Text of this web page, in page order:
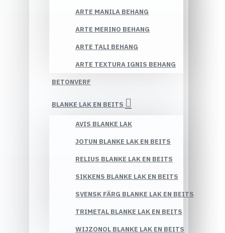
ARTE MANILA BEHANG
ARTE MERINO BEHANG
ARTE TALI BEHANG
ARTE TEXTURA IGNIS BEHANG
BETONVERF
BLANKE LAK EN BEITS
AVIS BLANKE LAK
JOTUN BLANKE LAK EN BEITS
RELIUS BLANKE LAK EN BEITS
SIKKENS BLANKE LAK EN BEITS
SVENSK FÄRG BLANKE LAK EN BEITS
TRIMETAL BLANKE LAK EN BEITS
WIJZONOL BLANKE LAK EN BEITS